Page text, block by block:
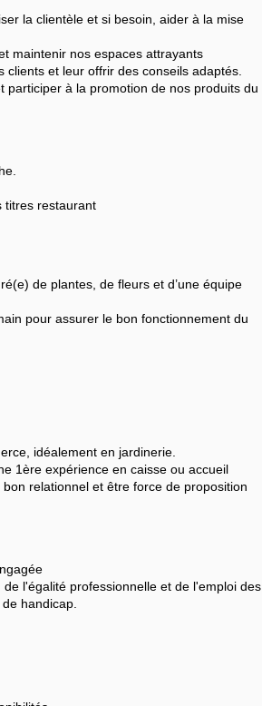
la clientèle et si besoin, aider à la mise
maintenir nos espaces attrayants
et leur offrir des conseils adaptés.
participer à la promotion de nos produits du
titres restaurant
de plantes, de fleurs et d’une équipe
pour assurer le bon fonctionnement du
idéalement en jardinerie.
1ère expérience en caisse ou accueil
relationnel et être force de proposition
l'égalité professionnelle et de l'emploi des
handicap.